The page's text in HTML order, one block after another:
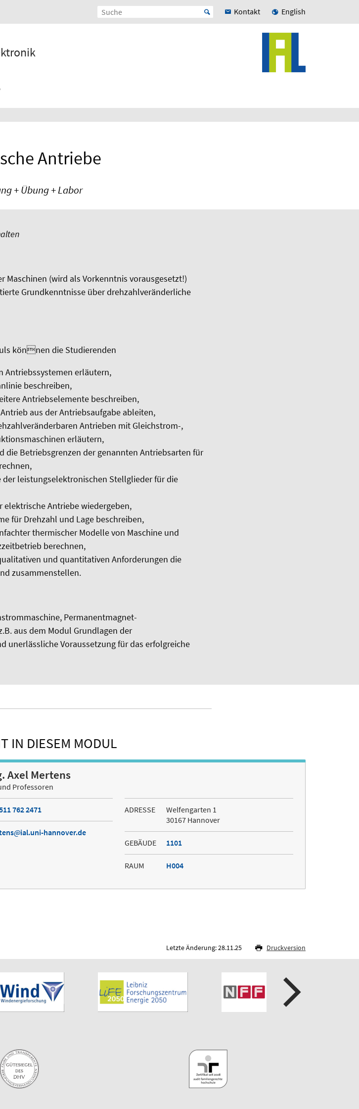
Kontakt English
Antriebe
+ Übung + Labor
Maschinen (wird als Vorkenntnis vorausgesetzt!)
Grundkenntnisse über drehzahlveränderliche
können die Studierenden
Antriebssystemen erläutern,
beschreiben,
Antriebselemente beschreiben,
aus der Antriebsaufgabe ableiten,
Antrieben mit Gleichstrom-,
erläutern,
die Betriebsgrenzen der genannten Antriebsarten für
leistungselektronischen Stellglieder für die
Antriebe wiedergeben,
für Drehzahl und Lage beschreiben,
thermischer Modelle von Maschine und
berechnen,
und quantitativen Anforderungen die
zusammenstellen.
Permanentmagnet-
aus dem Modul Grundlagen der
unerlässliche Voraussetzung für das erfolgreiche
IN DIESEM MODUL
Axel Mertens
Professoren
762 2471
ial.uni-hannover.de
ADRESSE
Welfengarten 1
30167 Hannover
GEBÄUDE 1101
RAUM H004
Letzte Änderung: 28.11.25 Druckversion